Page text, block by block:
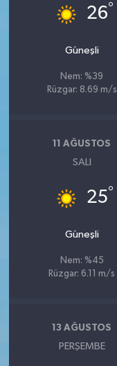
26°
Güneşli
Nem: %39
Rüzgar: 8.69 m/s
11 AĞUSTOS
SALI
25°
Güneşli
Nem: %45
Rüzgar: 6.11 m/s
13 AĞUSTOS
PERŞEMBE